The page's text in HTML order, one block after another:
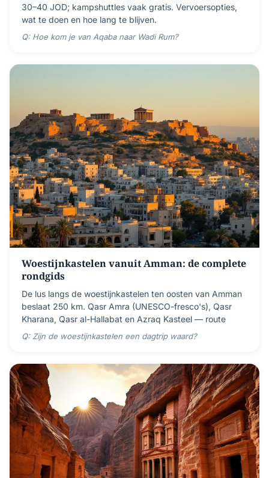
30–40 JOD; kampshuttles vaak gratis. Vervoersopties,
wat te doen en hoe lang te blijven.
Q: Hoe kom je van Aqaba naar Wadi Rum?
Woestijnkastelen vanuit Amman: de complete
rondgids
De lus langs de woestijnkastelen ten oosten van Amman
beslaat 250 km. Qasr Amra (UNESCO-fresco's), Qasr
Kharana, Qasr al-Hallabat en Azraq Kasteel — route
Q: Zijn de woestijnkastelen een dagtrip waard?